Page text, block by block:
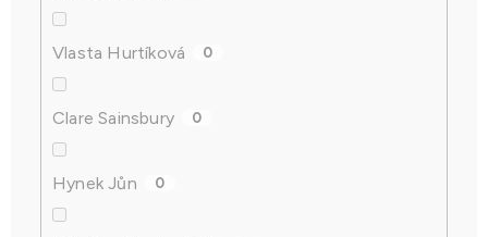
Vlasta Hurtíková 0
Clare Sainsbury 0
Hynek Jůn 0